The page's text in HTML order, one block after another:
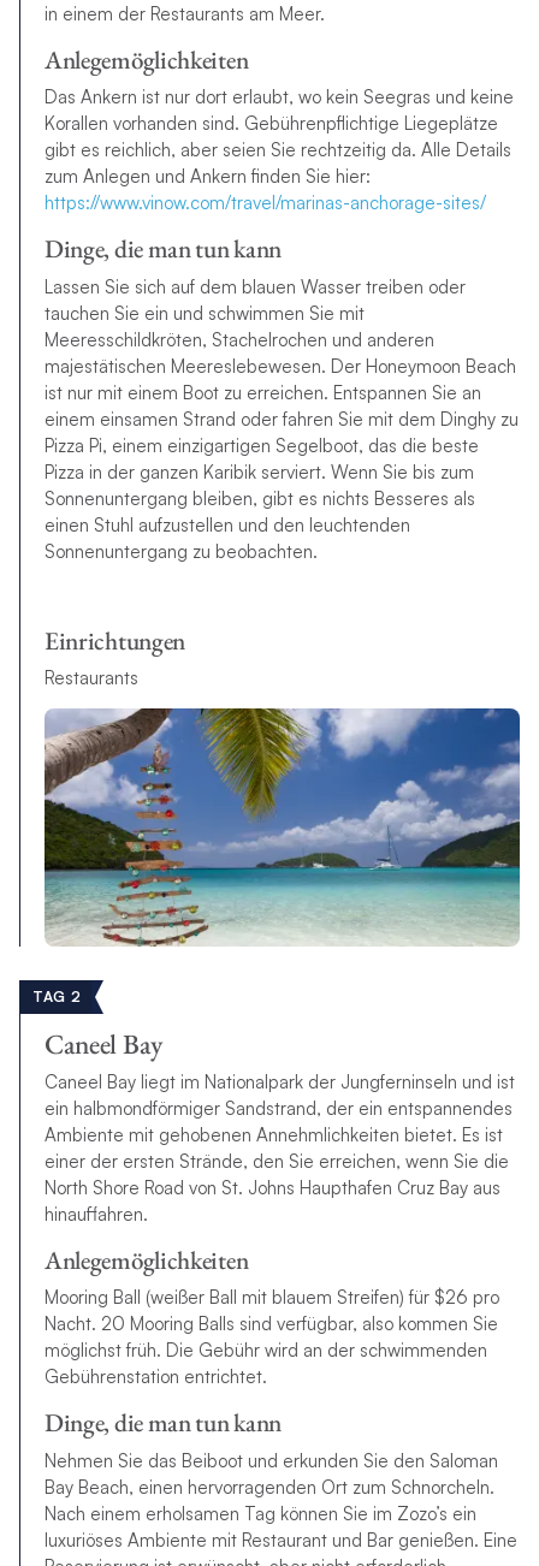
in einem der Restaurants am Meer.
Anlegemöglichkeiten
Das Ankern ist nur dort erlaubt, wo kein Seegras und keine
Korallen vorhanden sind. Gebührenpflichtige Liegeplätze
gibt es reichlich, aber seien Sie rechtzeitig da. Alle Details
zum Anlegen und Ankern finden Sie hier:
https://www.vinow.com/travel/marinas-anchorage-sites/
Dinge, die man tun kann
Lassen Sie sich auf dem blauen Wasser treiben oder
tauchen Sie ein und schwimmen Sie mit
Meeresschildkröten, Stachelrochen und anderen
majestätischen Meereslebewesen. Der Honeymoon Beach
ist nur mit einem Boot zu erreichen. Entspannen Sie an
einem einsamen Strand oder fahren Sie mit dem Dinghy zu
Pizza Pi, einem einzigartigen Segelboot, das die beste
Pizza in der ganzen Karibik serviert. Wenn Sie bis zum
Sonnenuntergang bleiben, gibt es nichts Besseres als
einen Stuhl aufzustellen und den leuchtenden
Sonnenuntergang zu beobachten.
Einrichtungen
Restaurants
TAG 2
Caneel Bay
Caneel Bay liegt im Nationalpark der Jungferninseln und ist
ein halbmondförmiger Sandstrand, der ein entspannendes
Ambiente mit gehobenen Annehmlichkeiten bietet. Es ist
einer der ersten Strände, den Sie erreichen, wenn Sie die
North Shore Road von St. Johns Haupthafen Cruz Bay aus
hinauffahren.
Anlegemöglichkeiten
Mooring Ball (weißer Ball mit blauem Streifen) für $26 pro
Nacht. 20 Mooring Balls sind verfügbar, also kommen Sie
möglichst früh. Die Gebühr wird an der schwimmenden
Gebührenstation entrichtet.
Dinge, die man tun kann
Nehmen Sie das Beiboot und erkunden Sie den Saloman
Bay Beach, einen hervorragenden Ort zum Schnorcheln.
Nach einem erholsamen Tag können Sie im Zozo’s ein
luxuriöses Ambiente mit Restaurant und Bar genießen. Eine